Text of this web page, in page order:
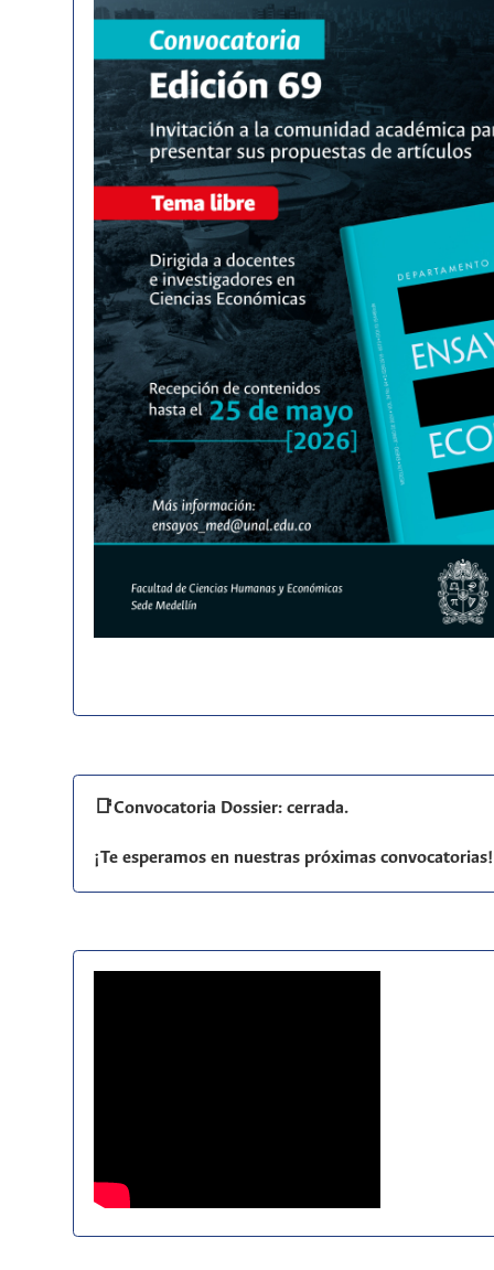
📑Convocatoria Dossier: cerrada.
¡Te esperamos en nuestras próximas